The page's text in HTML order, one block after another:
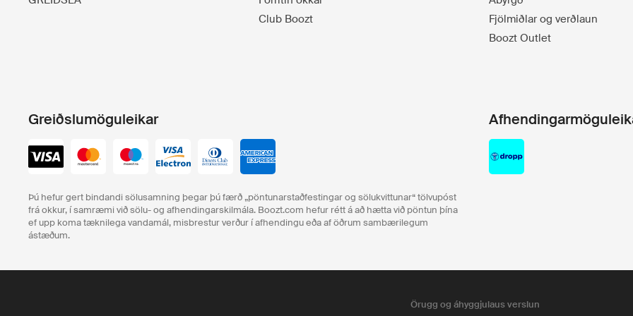
Club Boozt
Fjölmiðlar og verðlaun
Boozt Outlet
Greiðslumöguleikar
Þú hefur gert bindandi sölusamning þegar þú færð „pöntunarstaðfestingar og sölukvittunar“ tölvupóst
frá okkur, í samræmi við sölu- og afhendingarskilmála. Boozt.com hefur rétt á að hætta við pöntun þína
ef upp koma tæknilega vandamál, misbrestur verður í afhendingu eða af öðrum sambærilegum
ástæðum.
Örugg og áhyggjulaus verslun